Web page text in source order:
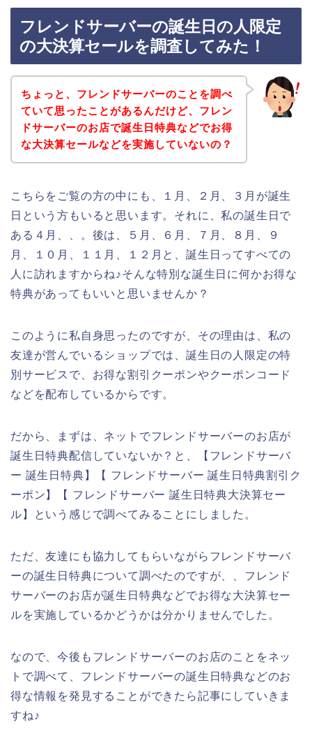
フレンドサーバーの誕生日の人限定
の大決算セールを調査してみた！
ちょっと、フレンドサーバーのことを調べ
ていて思ったことがあるんだけど、フレン
ドサーバーのお店で誕生日特典などでお得
な大決算セールなどを実施していないの？
こちらをご覧の方の中にも、１月、２月、３月が誕生
日という方もいると思います。それに、私の誕生日で
ある４月、、。後は、５月、６月、７月、８月、９
月、１０月、１１月、１２月と、誕生日ってすべての
人に訪れますからね♪そんな特別な誕生日に何かお得な
特典があってもいいと思いませんか？
このように私自身思ったのですが、その理由は、私の
友達が営んでいるショップでは、誕生日の人限定の特
別サービスで、お得な割引クーポンやクーポンコード
などを配布しているからです。
だから、まずは、ネットでフレンドサーバーのお店が
誕生日特典配信していないか？と、【フレンドサーバ
ー 誕生日特典】【 フレンドサーバー 誕生日特典割引ク
ーポン】【 フレンドサーバー 誕生日特典大決算セー
ル】という感じで調べてみることにしました。
ただ、友達にも協力してもらいながらフレンドサーバ
ーの誕生日特典について調べたのですが、、フレンド
サーバーのお店が誕生日特典などでお得な大決算セー
ルを実施しているかどうかは分かりませんでした。
なので、今後もフレンドサーバーのお店のことをネッ
トで調べて、フレンドサーバーの誕生日特典などのお
得な情報を発見することができたら記事にしていきま
すね♪